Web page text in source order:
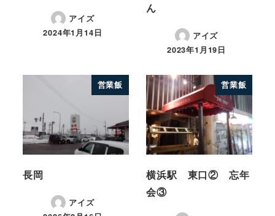
アイズ
2024年1月14日
ん
アイズ
2023年1月19日
営業飯
長岡
アイズ
営業飯
横浜駅 東口② 忘年
会③